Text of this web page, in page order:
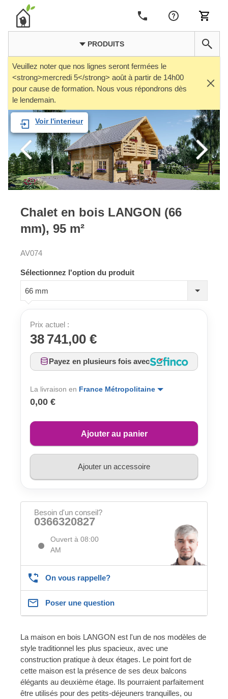
PRODUITS
Veuillez noter que nos lignes seront fermées le
<strong>mercredi 5</strong> août à partir de 14h00
pour cause de formation. Nous vous répondrons dès
le lendemain.
Voir l'interieur
Chalet en bois LANGON (66
mm), 95 m²
AV074
Sélectionnez l'option du produit
66 mm
Prix actuel :
38 741,00 €
Payez en plusieurs fois avec
La livraison en France Métropolitaine
0,00 €
Ajouter au panier
Ajouter un accessoire
Besoin d'un conseil?
0366320827
Ouvert à 08:00
AM
On vous rappelle?
Poser une question
La maison en bois LANGON est l'un de nos modèles de
style traditionnel les plus spacieux, avec une
construction pratique à deux étages. Le point fort de
cette maison est la présence de ses deux balcons
élégants au deuxième étage. Ils pourraient parfaitement
être utilisés pour des petits-déjeuners tranquilles, ou